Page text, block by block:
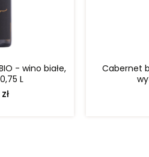
- wino białe,
L
Cabernet